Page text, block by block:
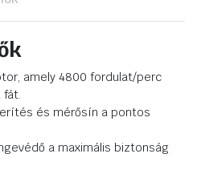
amely 4800 fordulat/perc
fát.
és mérősín a pontos
a maximális biztonság